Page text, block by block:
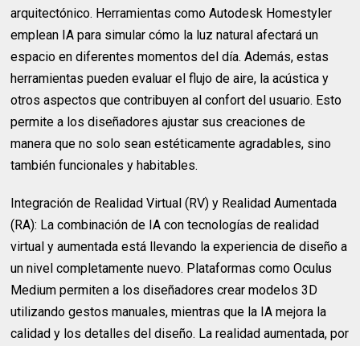
arquitectónico. Herramientas como Autodesk Homestyler
emplean IA para simular cómo la luz natural afectará un
espacio en diferentes momentos del día. Además, estas
herramientas pueden evaluar el flujo de aire, la acústica y
otros aspectos que contribuyen al confort del usuario. Esto
permite a los diseñadores ajustar sus creaciones de
manera que no solo sean estéticamente agradables, sino
también funcionales y habitables.
Integración de Realidad Virtual (RV) y Realidad Aumentada
(RA): La combinación de IA con tecnologías de realidad
virtual y aumentada está llevando la experiencia de diseño a
un nivel completamente nuevo. Plataformas como Oculus
Medium permiten a los diseñadores crear modelos 3D
utilizando gestos manuales, mientras que la IA mejora la
calidad y los detalles del diseño. La realidad aumentada, por